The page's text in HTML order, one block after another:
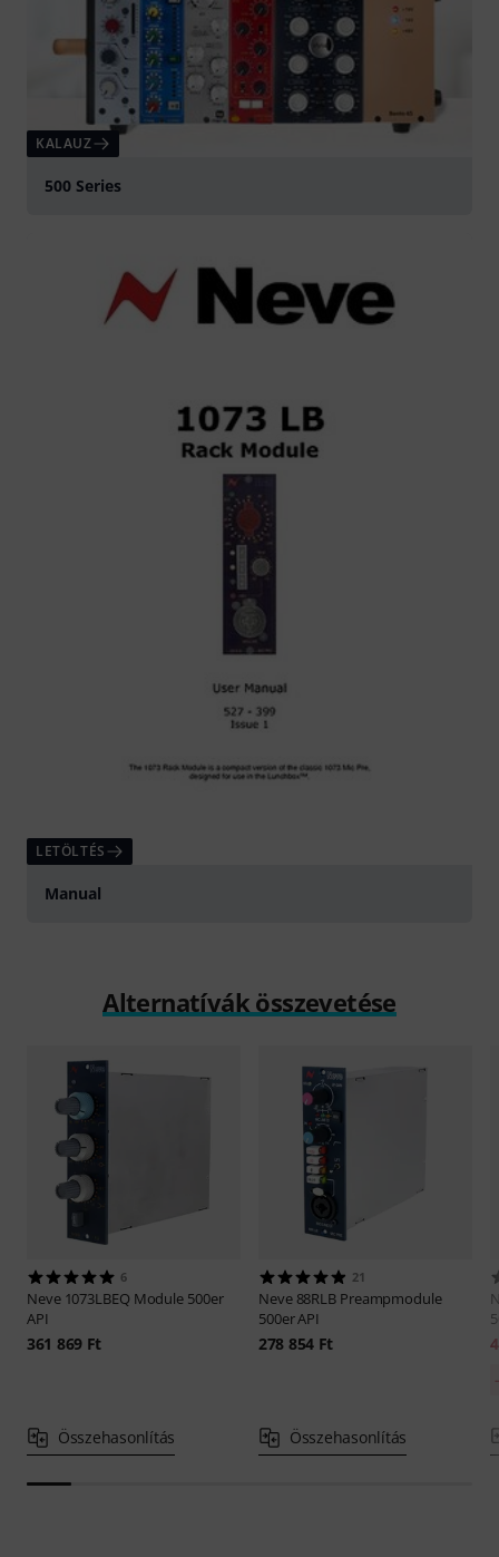
KALAUZ
500 Series
LETÖLTÉS
Manual
Alternatívák összevetése
6
Neve 1073LBEQ Module 500er
API
361 869 Ft
Összehasonlítás
21
Neve 88RLB Preampmodule
500er API
278 854 Ft
Összehasonlítás